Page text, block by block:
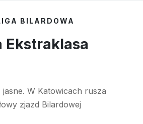
BILARDOWA
Ekstraklasa
W Katowicach rusza
zjazd Bilardowej